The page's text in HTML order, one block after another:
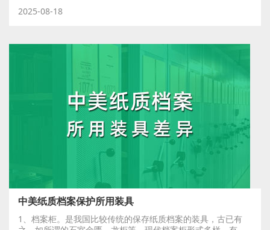
2025-08-18
中美纸质档案保护所用装具
1、档案柜。是我国比较传统的保存纸质档案的装具，古已有